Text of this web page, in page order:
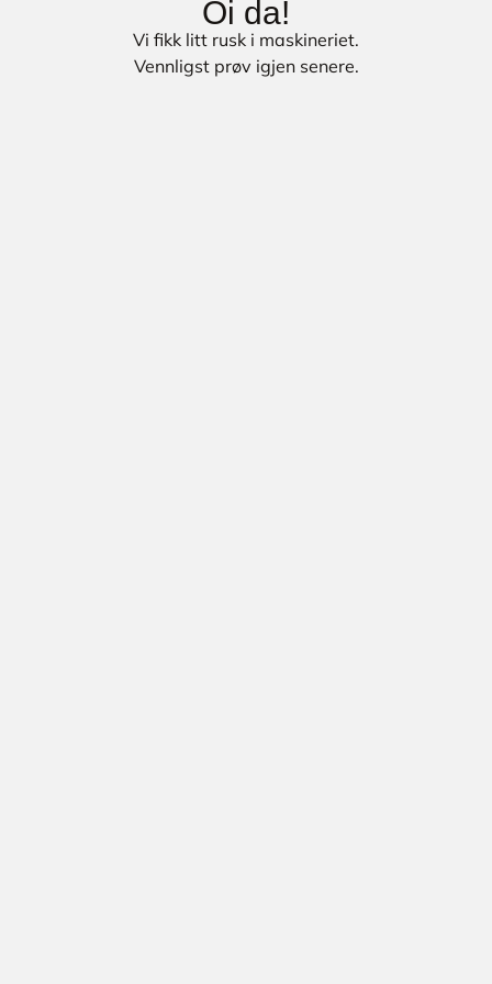
Oi da!
Vi fikk litt rusk i maskineriet.
Vennligst prøv igjen senere.